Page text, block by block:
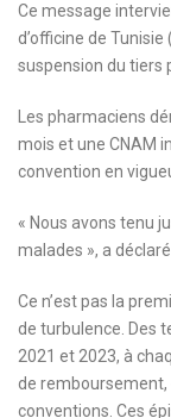
Ce message
d’officine de
suspension du tiers
Les pharmaciens
mois et une CNAM
convention en
« Nous avons tenu
malades », a
Ce n’est pas la
de turbulence. Des
2021 et 2023, à
de
conventions. Ces